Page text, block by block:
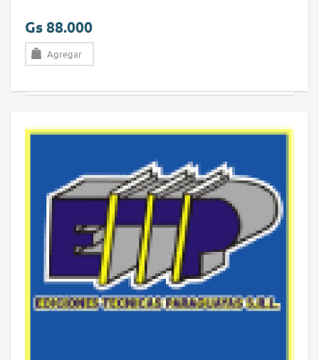
Gs 88.000
Agregar